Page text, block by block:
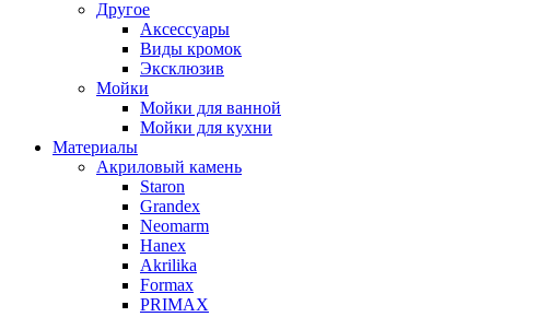
Другое
Аксессуары
Виды кромок
Эксклюзив
Мойки
Мойки для ванной
Мойки для кухни
Материалы
Акриловый камень
Staron
Grandex
Neomarm
Hanex
Akrilika
Formax
PRIMAX